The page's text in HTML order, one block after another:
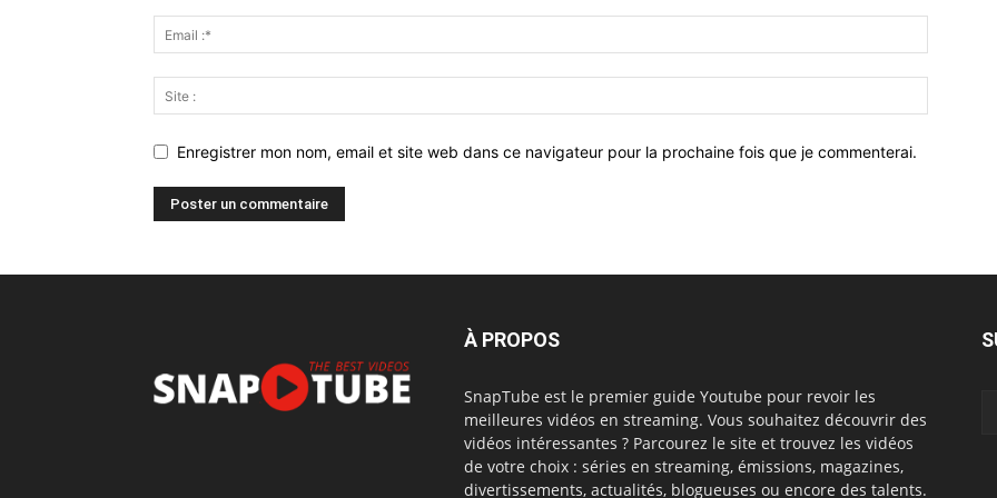
Enregistrer mon nom, email et site web dans ce navigateur pour la prochaine fois que je commenterai.
À PROPOS
SnapTube est le premier guide Youtube pour revoir les
meilleures vidéos en streaming. Vous souhaitez découvrir des
vidéos intéressantes ? Parcourez le site et trouvez les vidéos
de votre choix : séries en streaming, émissions, magazines,
divertissements, actualités, blogueuses ou encore des talents.